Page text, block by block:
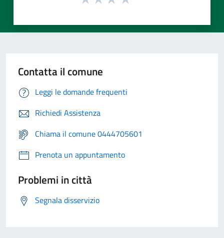
Contatta il comune
Leggi le domande frequenti
Richiedi Assistenza
Chiama il comune 0444705601
Prenota un appuntamento
Problemi in città
Segnala disservizio